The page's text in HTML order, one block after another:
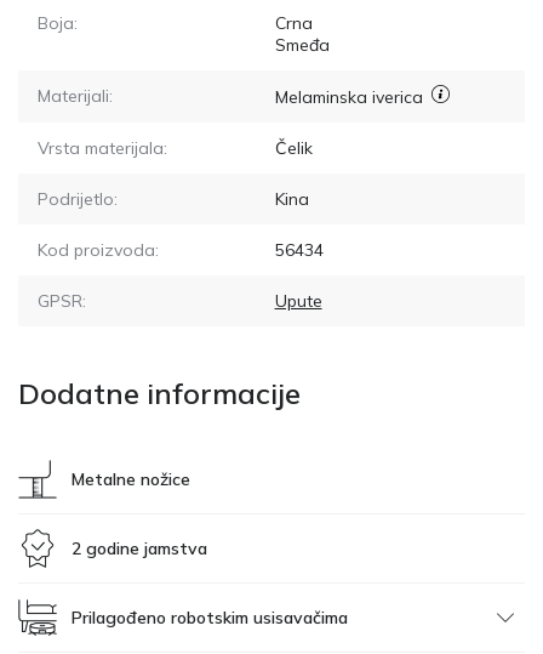
Boja:
Crna
Smeđa
Materijali: Melaminska iverica
Vrsta materijala: Čelik
Podrijetlo: Kina
Kod proizvoda: 56434
GPSR: Upute
Dodatne informacije
Metalne nožice
2 godine jamstva
Prilagođeno robotskim usisavačima